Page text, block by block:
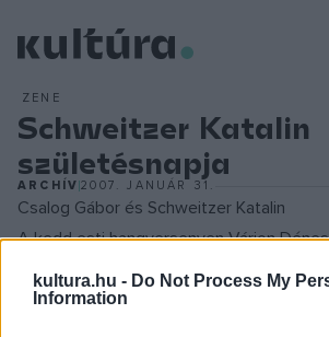
kultura.hu - Do Not Process My
Information
ZENE
Schweitzer Katalin
születésnapja
ARCHÍV2007. JANUÁR 31.
Csalog Gábor és Schweitzer Katalin
A kedd esti hangversenyen Várjon
Janácek-darabokat, Csalog Gábor
játszott, Márta István zeneszerző-